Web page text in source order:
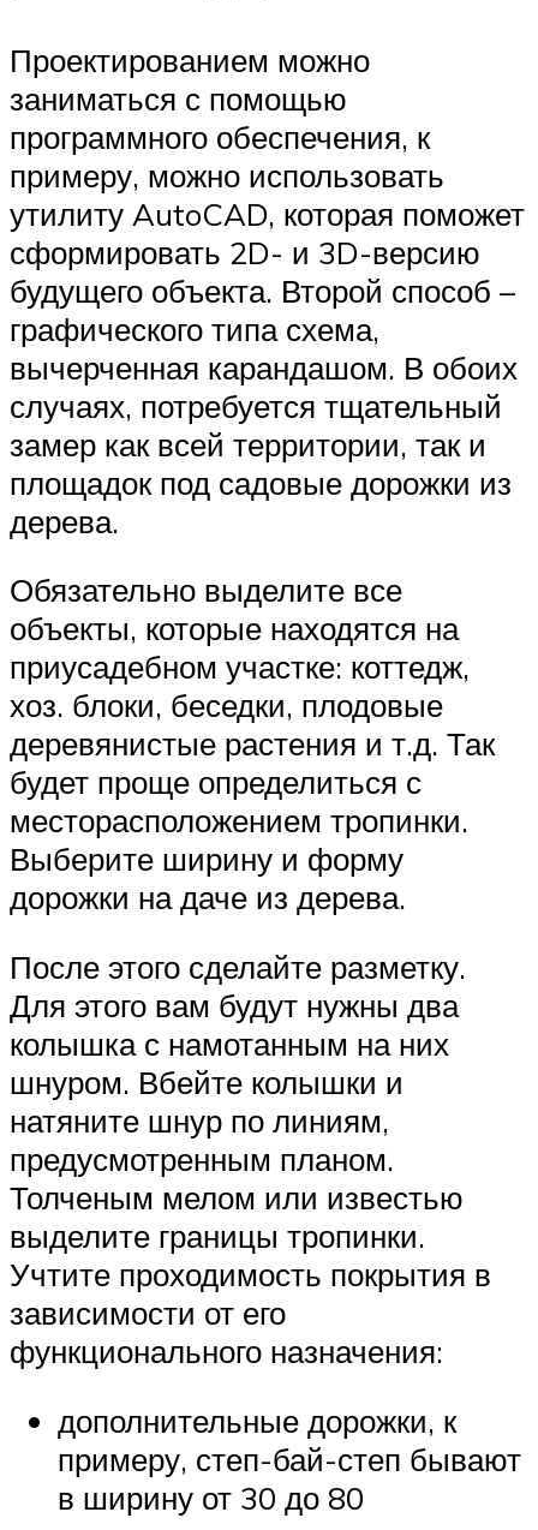
Проектированием можно
заниматься с помощью
программного обеспечения, к
примеру, можно использовать
утилиту AutoCAD, которая поможет
сформировать 2D- и 3D-версию
будущего объекта. Второй способ –
графического типа схема,
вычерченная карандашом. В обоих
случаях, потребуется тщательный
замер как всей территории, так и
площадок под садовые дорожки из
дерева.
Обязательно выделите все
объекты, которые находятся на
приусадебном участке: коттедж,
хоз. блоки, беседки, плодовые
деревянистые растения и т.д. Так
будет проще определиться с
месторасположением тропинки.
Выберите ширину и форму
дорожки на даче из дерева.
После этого сделайте разметку.
Для этого вам будут нужны два
колышка с намотанным на них
шнуром. Вбейте колышки и
натяните шнур по линиям,
предусмотренным планом.
Толченым мелом или известью
выделите границы тропинки.
Учтите проходимость покрытия в
зависимости от его
функционального назначения:
дополнительные дорожки, к
примеру, степ-бай-степ бывают
в ширину от 30 до 80